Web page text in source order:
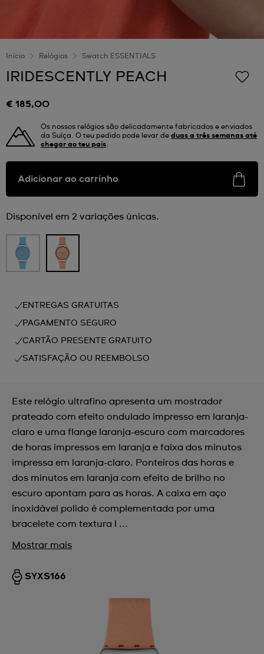
Início Relógios Swatch ESSENTIALS
IRIDESCENTLY PEACH
€ 185,00
Os nossos relógios são delicadamente fabricados e enviados
da Suíça. O teu pedido pode levar de duas a três semanas até
chegar ao teu país.
Adicionar ao carrinho
Disponível em 2 variações únicas.
ENTREGAS GRATUITAS
PAGAMENTO SEGURO
CARTÃO PRESENTE GRATUITO
SATISFAÇÃO OU REEMBOLSO
Este relógio ultrafino apresenta um mostrador
prateado com efeito ondulado impresso em laranja-
claro e uma flange laranja-escuro com marcadores
de horas impressos em laranja e faixa dos minutos
impressa em laranja-claro. Ponteiros das horas e
dos minutos em laranja com efeito de brilho no
escuro apontam para as horas. A caixa em aço
inoxidável polido é complementada por uma
bracelete com textura l ...
Mostrar mais
SYXS166